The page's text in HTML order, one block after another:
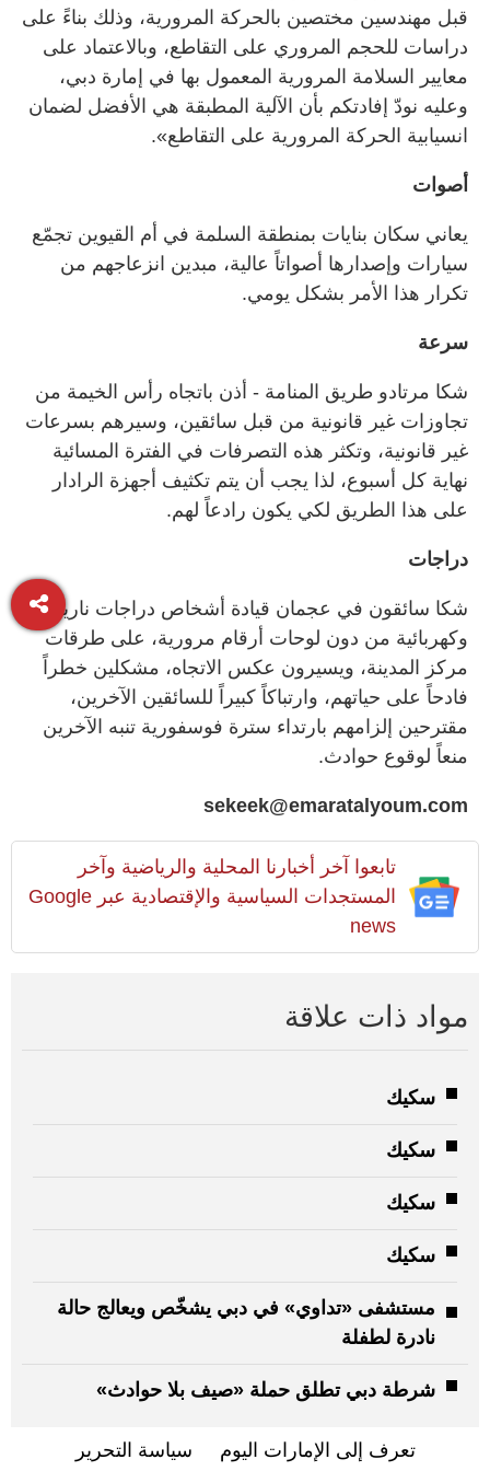
قبل مهندسين مختصين بالحركة المرورية، وذلك بناءً على
دراسات للحجم المروري على التقاطع، وبالاعتماد على
معايير السلامة المرورية المعمول بها في إمارة دبي،
وعليه نودّ إفادتكم بأن الآلية المطبقة هي الأفضل لضمان
انسيابية الحركة المرورية على التقاطع».
أصوات
يعاني سكان بنايات بمنطقة السلمة في أم القيوين تجمّع
سيارات وإصدارها أصواتاً عالية، مبدين انزعاجهم من
تكرار هذا الأمر بشكل يومي.
سرعة
شكا مرتادو طريق المنامة - أذن باتجاه رأس الخيمة من
تجاوزات غير قانونية من قبل سائقين، وسيرهم بسرعات
غير قانونية، وتكثر هذه التصرفات في الفترة المسائية
نهاية كل أسبوع، لذا يجب أن يتم تكثيف أجهزة الرادار
على هذا الطريق لكي يكون رادعاً لهم.
دراجات
شكا سائقون في عجمان قيادة أشخاص دراجات نارية
وكهربائية من دون لوحات أرقام مرورية، على طرقات
مركز المدينة، ويسيرون عكس الاتجاه، مشكلين خطراً
فادحاً على حياتهم، وارتباكاً كبيراً للسائقين الآخرين،
مقترحين إلزامهم بارتداء سترة فوسفورية تنبه الآخرين
منعاً لوقوع حوادث.
sekeek@emaratalyoum.com
تابعوا آخر أخبارنا المحلية والرياضية وآخر
المستجدات السياسية والإقتصادية عبر Google
news
مواد ذات علاقة
سكيك
سكيك
سكيك
سكيك
مستشفى «تداوي» في دبي يشخّص ويعالج حالة
نادرة لطفلة
شرطة دبي تطلق حملة «صيف بلا حوادث»
تعرف إلى الإمارات اليوم سياسة التحرير